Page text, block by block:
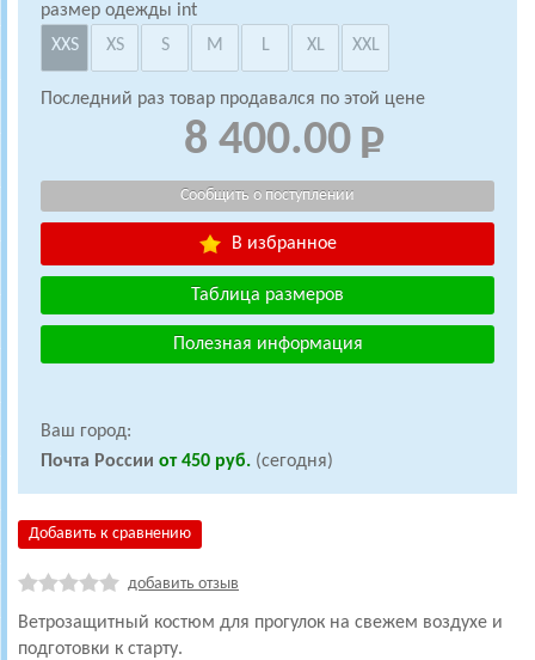
размер одежды int
XXS
XS S M L XL XXL
Последний раз товар продавался по этой цене
8 400.00
В избранное
Таблица размеров
Полезная информация
Ваш город:
Почта России от 450 руб. (сегодня)
Добавить к сравнению
добавить отзыв
Ветрозащитный костюм для прогулок на свежем воздухе и
подготовки к старту.